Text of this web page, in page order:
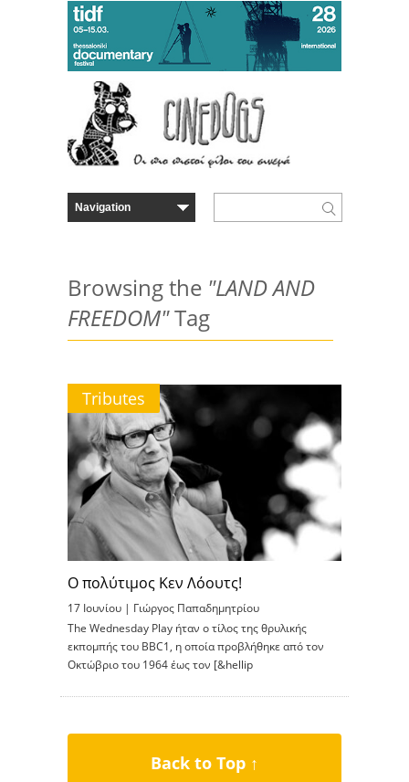
Browsing the "LAND AND
FREEDOM"Tag
Tributes
Ο πολύτιμος Κεν Λόουτς!
17 Ιουνίου | Γιώργος Παπαδημητρίου
The Wednesday Play ήταν ο τίλος της θρυλικής
εκπομπής του BBC1, η οποία προβλήθηκε από τον
Οκτώβριο του 1964 έως τον [&hellip
Back to Top ↑